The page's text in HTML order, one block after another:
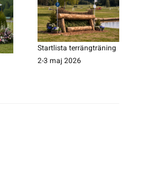
Startlista terrängträning
2-3 maj 2026